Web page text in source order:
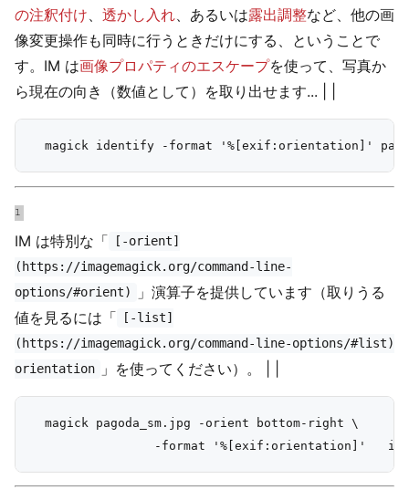
の注釈付け、 透かし入れ、あるいは露出調整など、他の画
像変更操作も同時に行うときだけにする、ということで
す。IM は画像プロパティのエスケープを使って、写真か
ら現在の向き（数値として）を取り出せます... | |
IM は特別な「
[-orient]
(https://imagemagick.org/command-line-
options/#orient)
」演算子を提供しています（取りうる
値を見るには「
[-list]
(https://imagemagick.org/command-line-options/#list)
orientation
」を使ってください）。 | |
  magick pagoda_sm.jpg -orient bottom-right \